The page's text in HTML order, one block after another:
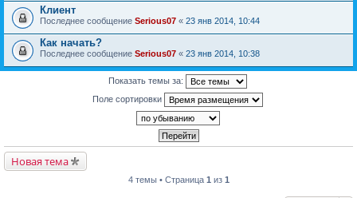
Клиент
Последнее сообщение Serious07 « 23 янв 2014, 10:44
Как начать?
Последнее сообщение Serious07 « 23 янв 2014, 10:38
Показать темы за:
Поле сортировки
Новая тема
4 темы • Страница 1 из 1